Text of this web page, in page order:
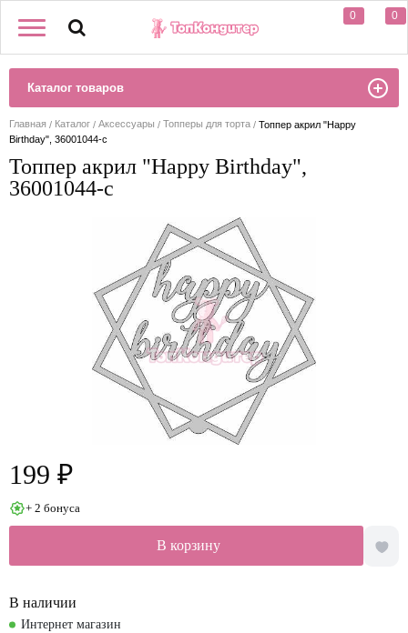
0 0
Каталог товаров
Главная Каталог Аксессуары Топперы для торта
Топпер акрил "Happy
Birthday", 36001044-с
Топпер акрил "Happy Birthday",
36001044-с
199 ₽
+ 2 бонуса
В корзину
В наличии
Интернет магазин